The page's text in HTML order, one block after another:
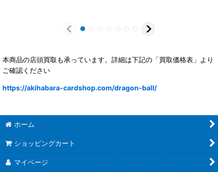
本商品の店頭買取も承っています。詳細は下記の「買取価格表」より
ご確認ください
https://akihabara-cardshop.com/dragon-ball/
ホーム
ショッピングカート
マイページ